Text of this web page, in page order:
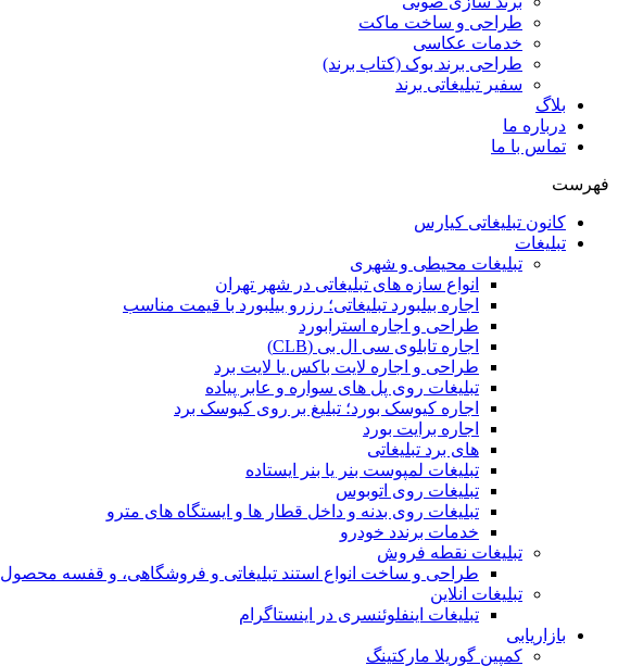
طراحی و ساخت ماکت
خدمات عکاسی
طراحی برند بوک (کتاب برند)
سفیر تبلیغاتی برند
بلاگ
درباره ما
تماس با ما
فهرست
کانون تبلیغاتی کیارس
تبلیغات
تبلیغات محیطی و شهری
انواع سازه‌ های تبلیغاتی در شهر تهران
اجاره بیلبورد تبلیغاتی؛ رزرو بیلبورد با قیمت مناسب
طراحی و اجاره استرابورد
اجاره تابلوی سی ال بی (CLB)
طراحی و اجاره لایت باکس یا لایت برد
تبلیغات روی پل های سواره و عابر پیاده
اجاره کیوسک بورد؛ تبلیغ بر روی کیوسک برد
اجاره برایت بورد
های برد تبلیغاتی
تبلیغات لمپوست بنر یا بنر ایستاده
تبلیغات روی اتوبوس
تبلیغات روی بدنه و داخل قطار ها و ایستگاه های مترو
خدمات برندد خودرو
تبلیغات نقطه فروش
طراحی و ساخت انواع استند تبلیغاتی و فروشگاهی، و قفسه محصول
تبلیغات انلاین
تبلیغات اینفلوئنسری در اینستاگرام
بازاریابی
کمپین گوریلا مارکتینگ